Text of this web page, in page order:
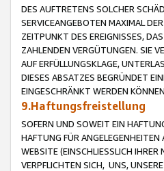
DES AUFTRETENS SOLCHER
SERVICEANGEBOTEN MAXIMAL
ZEITPUNKT DES EREIGNISSES,
ZAHLENDEN VERGÜTUNGEN. SIE
AUF ERFÜLLUNGSKLAGE,
DIESES ABSATZES BEGRÜNDET
EINGESCHRÄNKT WERDEN
9.Haftungsfreistellung
SOFERN UND SOWEIT EIN
HAFTUNG FÜR
WEBSITE (EINSCHLIESSLICH
VERPFLICHTEN SICH, UNS,